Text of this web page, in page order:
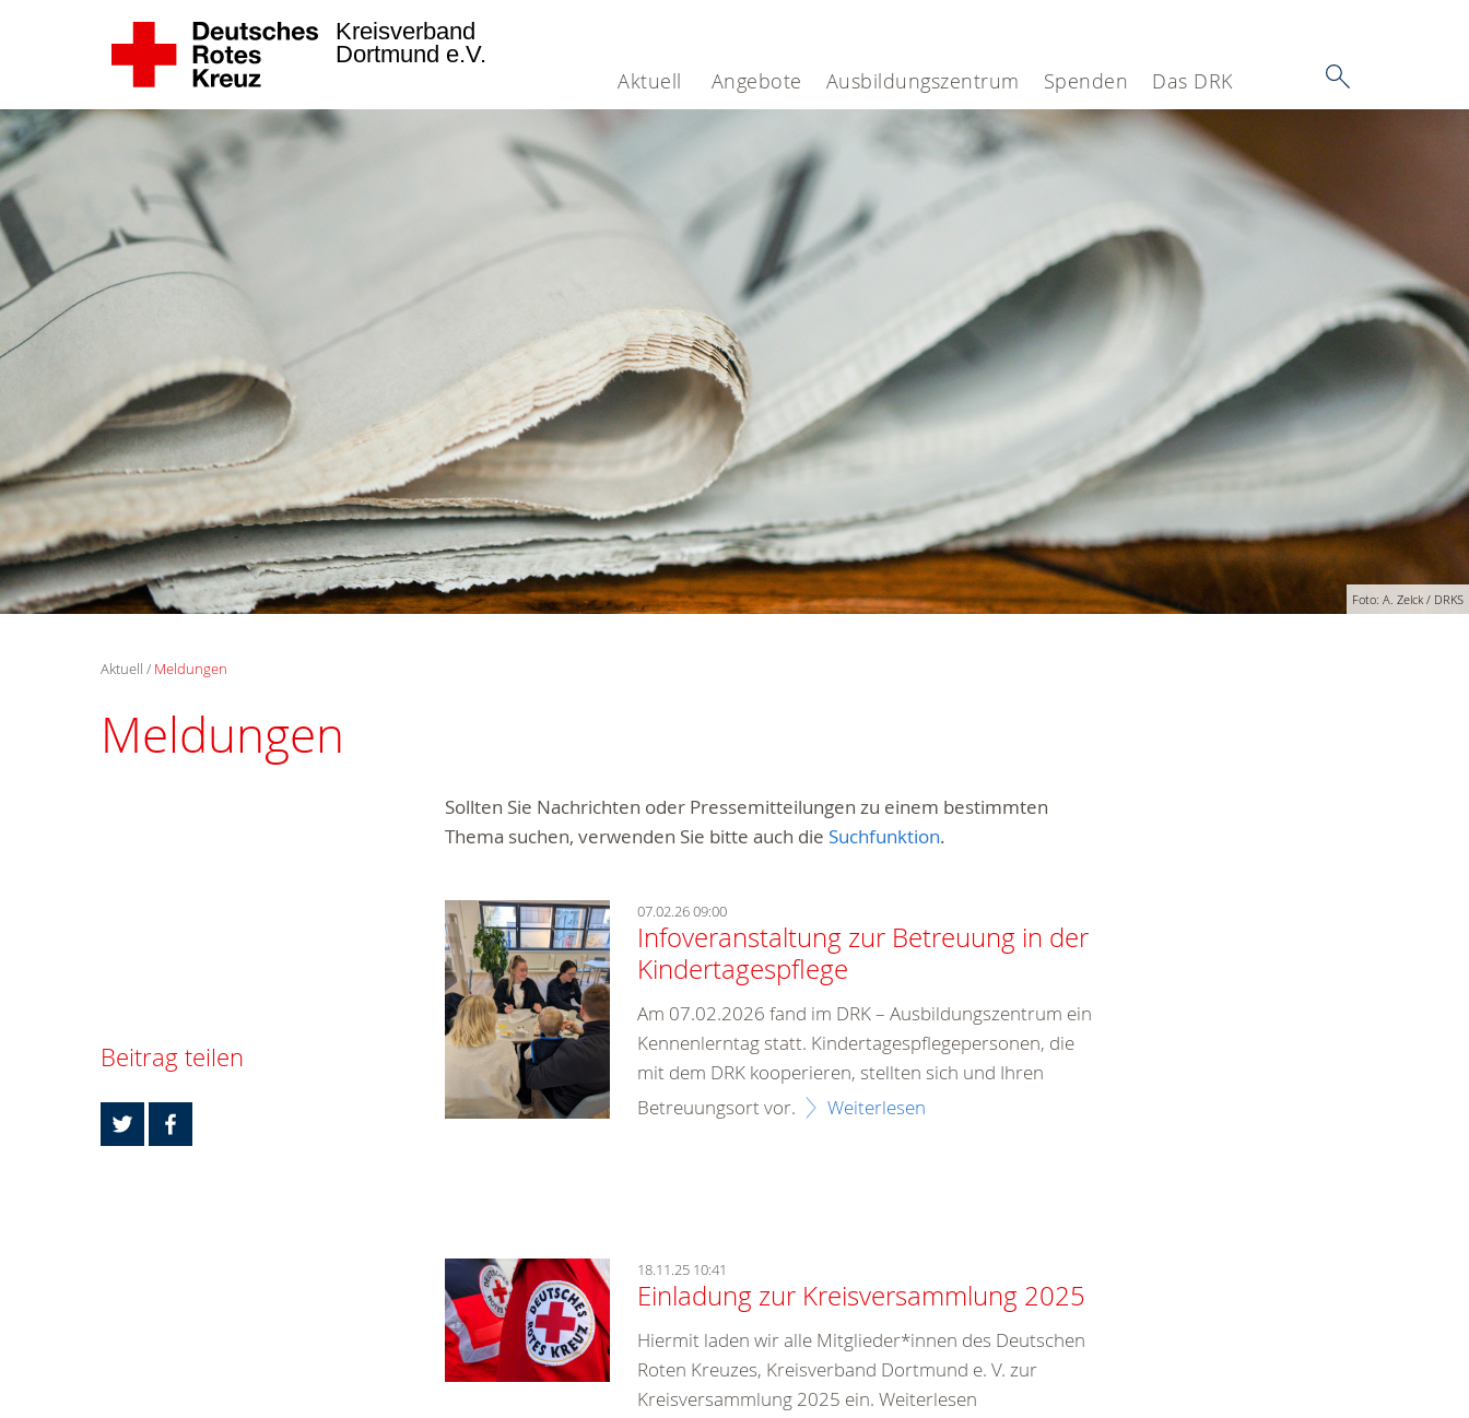
Aktuell Angebote Ausbildungszentrum Spenden Das DRK
Kreisverband
Dortmund e.V.
Foto: A. Zelck / DRKS
Aktuell Meldungen
Meldungen
Sollten Sie Nachrichten oder Pressemitteilungen zu einem bestimmten
Thema suchen, verwenden Sie bitte auch die Suchfunktion.
07.02.26 09:00
Infoveranstaltung zur Betreuung in der
Kindertagespflege
Am 07.02.2026 fand im DRK – Ausbildungszentrum ein
Kennenlerntag statt. Kindertagespflegepersonen, die
mit dem DRK kooperieren, stellten sich und Ihren
Betreuungsort vor.
Weiterlesen
18.11.25 10:41
Einladung zur Kreisversammlung 2025
Hiermit laden wir alle Mitglieder*innen des Deutschen
Roten Kreuzes, Kreisverband Dortmund e. V. zur
Kreisversammlung 2025 ein. Weiterlesen
Beitrag teilen